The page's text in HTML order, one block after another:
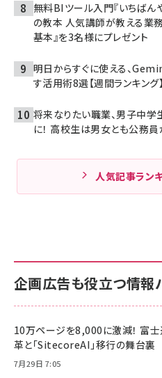
無料BIツール入門『いちば
の教本 人気講師が教える業
基本』を3名様にプレゼント
明日からすぐに使える、
す活用術8選【週間ランキング】
将来なりたい職業、男子中
に！ 高校生は男女とも公務員
人気記事ラン
企画広告も役立つ情報
10万ページを8,000に激減！ 富
革と「SitecoreAI」移行の舞台裏
7月29日 7:05